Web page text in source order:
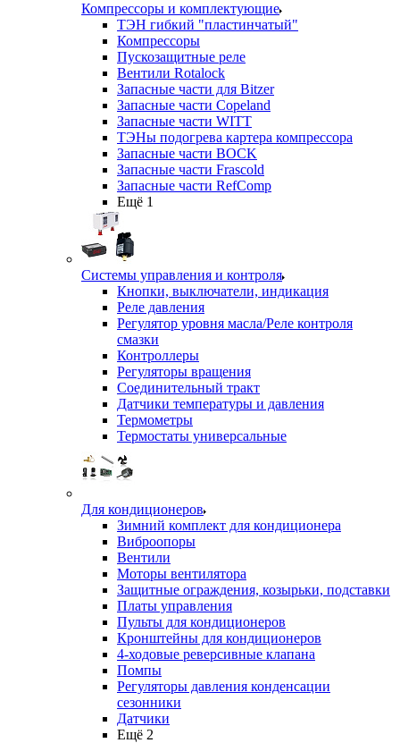
Компрессоры и комплектующие
ТЭН гибкий "пластинчатый"
Компрессоры
Пускозащитные реле
Вентили Rotalock
Запасные части для Bitzer
Запасные части Copeland
Запасные части WITT
ТЭНы подогрева картера компрессора
Запасные части BOCK
Запасные части Frascold
Запасные части RefComp
Ещё 1
Системы управления и контроля
Кнопки, выключатели, индикация
Реле давления
Регулятор уровня масла/Реле контроля
смазки
Контроллеры
Регуляторы вращения
Соединительный тракт
Датчики температуры и давления
Термометры
Термостаты универсальные
Для кондиционеров
Зимний комплект для кондиционера
Виброопоры
Вентили
Моторы вентилятора
Защитные ограждения, козырьки, подставки
Платы управления
Пульты для кондиционеров
Кронштейны для кондиционеров
4-ходовые реверсивные клапана
Помпы
Регуляторы давления конденсации
сезонники
Датчики
Ещё 2